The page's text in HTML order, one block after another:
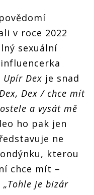
Dex,
of
Stars i
Clash of
Chleba
Marianka
v roce 2022
sexuální
Upír Dex je snad
Dex / chce mít
a vysát mě
ho pak jen
ne
kterou
chce mít –
„Tohle je bizár